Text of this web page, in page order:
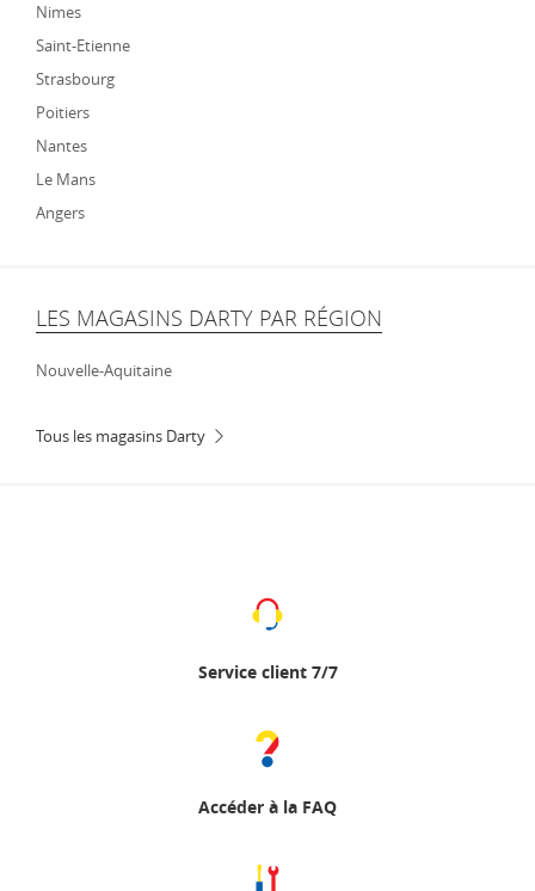
Nimes
Saint-Etienne
Strasbourg
Poitiers
Nantes
Le Mans
Angers
LES MAGASINS DARTY PAR RÉGION
Nouvelle-Aquitaine
Tous les magasins Darty
Service client 7/7
Accéder à la FAQ